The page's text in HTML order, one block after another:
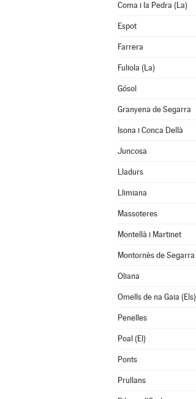
Coma i la Pedra (La)
Espot
Farrera
Fuliola (La)
Gósol
Granyena de Segarra
Isona i Conca Dellà
Juncosa
Lladurs
Llimiana
Massoteres
Montellà i Martinet
Montornès de Segarra
Oliana
Omells de na Gaia (Els)
Penelles
Poal (El)
Ponts
Prullans